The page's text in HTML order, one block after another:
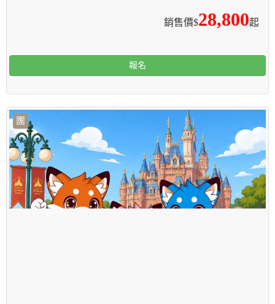
銷售價$28,800起
報名
團